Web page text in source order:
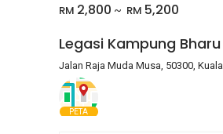
RM 2,800 ~ RM 5,200
Legasi Kampung Bharu
Jalan Raja Muda Musa, 50300,
PETA